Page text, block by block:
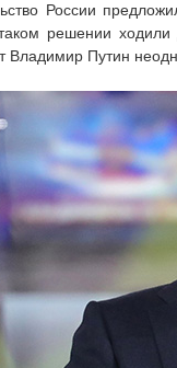
России
решении
Владимир Путин